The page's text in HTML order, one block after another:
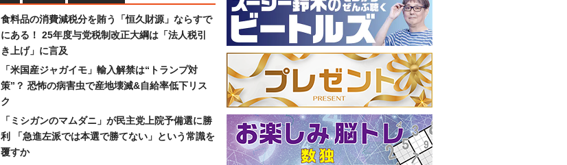
食料品の消費減税分を賄う「恒久財源」ならすで
にある！ 25年度与党税制改正大綱は「法人税引
き上げ」に言及
「米国産ジャガイモ」輸入解禁は“トランプ対
策”？ 恐怖の病害虫で産地壊滅&自給率低下リス
ク
「ミシガンのマムダニ」が民主党上院予備選に勝
利 「急進左派では本選で勝てない」という常識を
覆すか